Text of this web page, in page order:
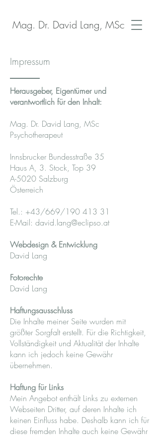
Mag. Dr. David Lang, MSc
Impressum
Herausgeber, Eigentümer und
verantwortlich für den Inhalt:
Mag. Dr. David Lang, MSc
Psychotherapeut
Innsbrucker Bundesstraße 35
Haus A, 3. Stock, Top 39
A-5020 Salzburg
Österreich
Tel.: +43/669/190 413 31
E-Mail: david.lang@eclipso.at
Webdesign & Entwicklung
David Lang
Fotorechte
David Lang
Haftungsausschluss
Die Inhalte meiner Seite wurden mit
größter Sorgfalt erstellt. Für die Richtigkeit,
Vollständigkeit und Aktualität der Inhalte
kann ich jedoch keine Gewähr
übernehmen.
Haftung für Links
Mein Angebot enthält Links zu externen
Webseiten Dritter, auf deren Inhalte ich
keinen Einfluss habe. Deshalb kann ich für
diese fremden Inhalte auch keine Gewähr